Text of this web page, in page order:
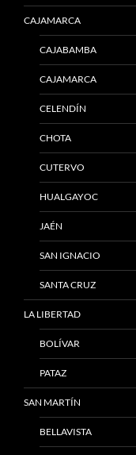
CAJAMARCA
CAJABAMBA
CAJAMARCA
CELENDÍN
CHOTA
CUTERVO
HUALGAYOC
JAÉN
SAN IGNACIO
SANTA CRUZ
LA LIBERTAD
BOLÍVAR
PATAZ
SAN MARTÍN
BELLAVISTA